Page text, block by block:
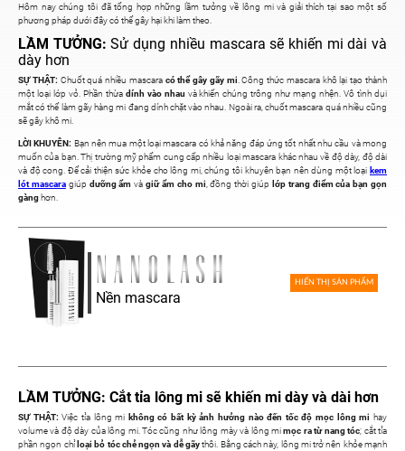
Hôm nay chúng tôi đã tổng hợp những lầm tưởng về lông mi và giải thích tại sao một số
phương pháp dưới đây có thể gây hại khi làm theo.
LẦM TƯỞNG:Sử dụng nhiều mascara sẽ khiến mi dài và
dày hơn
SỰ THẬT: Chuốt quá nhiều mascara có thể gây gãy mi . Công thức mascara khô lại tạo thành
một loại lớp vỏ. Phần thừa dính vào nhau và khiến chúng trông như mạng nhện. Vô tình dụi
mắt có thể làm gãy hàng mi đang dính chặt vào nhau. Ngoài ra, chuốt mascara quá nhiều cũng
sẽ gây khô mi.
LỜI KHUYÊN: Bạn nên mua một loại mascara có khả năng đáp ứng tốt nhất nhu cầu và mong
muốn của bạn. Thị trường mỹ phẩm cung cấp nhiều loại mascara khác nhau về độ dày, độ dài
và độ cong. Để cải thiện sức khỏe cho lông mi, chúng tôi khuyên bạn nên dùng một loại kem
lót mascaragiúp dưỡng ẩmvàgiữ ẩm cho mi , đồng thời giúp
lớp trang điểm của bạn gọn
gàng hơn.
Nền mascara
HIỂN THỊ SẢN PHẨM
LẦM TƯỞNG: Cắt tỉa lông mi sẽ khiến mi dày và dài hơn
SỰ THẬT: Việc tỉa lông mi không có bất kỳ ảnh hưởng nào đến tốc độ mọc lông mi hay
volume và độ dày của lông mi. Tóc cũng như lông mày và lông mimọc ra từ nang tóc; cắt tỉa
phần ngọn chỉ loại bỏ tóc chẻ ngọn và dễ gãythôi. Bằng cách này, lông mi trở nên khỏe mạnh